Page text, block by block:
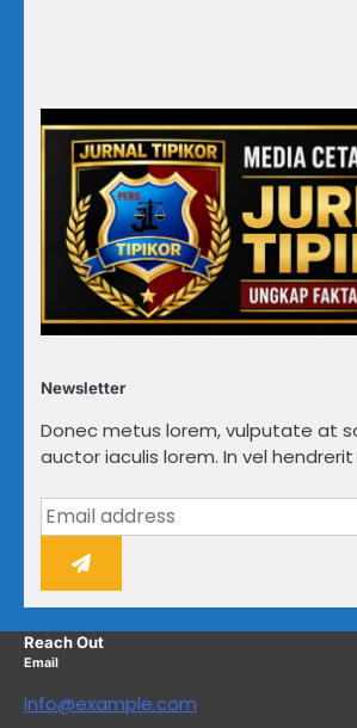
Newsletter
Donec metus lorem, vulputate at
auctor iaculis lorem. In vel hendrerit
Reach Out
Email
info@example.com